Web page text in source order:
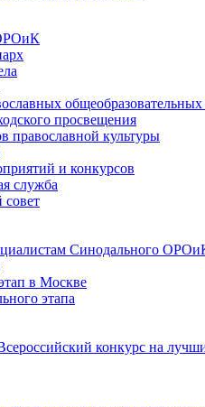
просвещения
православной культуры
и конкурсов
служба
Синодального
в Москве
этапа
конкурс на